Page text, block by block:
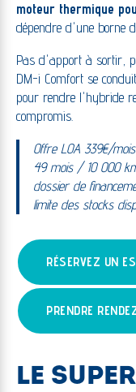
moteur thermique
dépendre d'une borne
Pas d'apport à sortir,
DM-i Comfort se
pour rendre l'hybride
compromis.
Offre LOA 339€/
49 mois / 10 000
dossier de
limite des stocks
RÉSERVEZ UN
PRENDRE
LE